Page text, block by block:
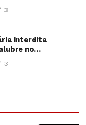
3
interdita
no…
3